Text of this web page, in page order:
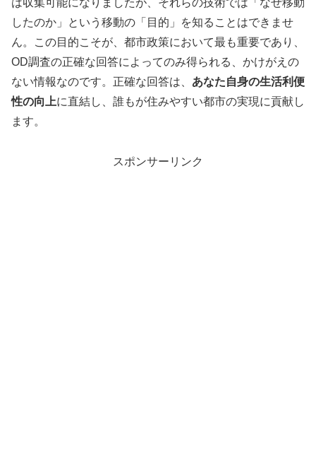
は収集可能になりましたが、それらの技術では「なぜ移動
したのか」という移動の「目的」を知ることはできませ
ん。この目的こそが、都市政策において最も重要であり、
OD調査の正確な回答によってのみ得られる、かけがえの
ない情報なのです。正確な回答は、 あなた自身の生活利便
性の向上に直結し、誰もが住みやすい都市の実現に貢献し
ます。
スポンサーリンク